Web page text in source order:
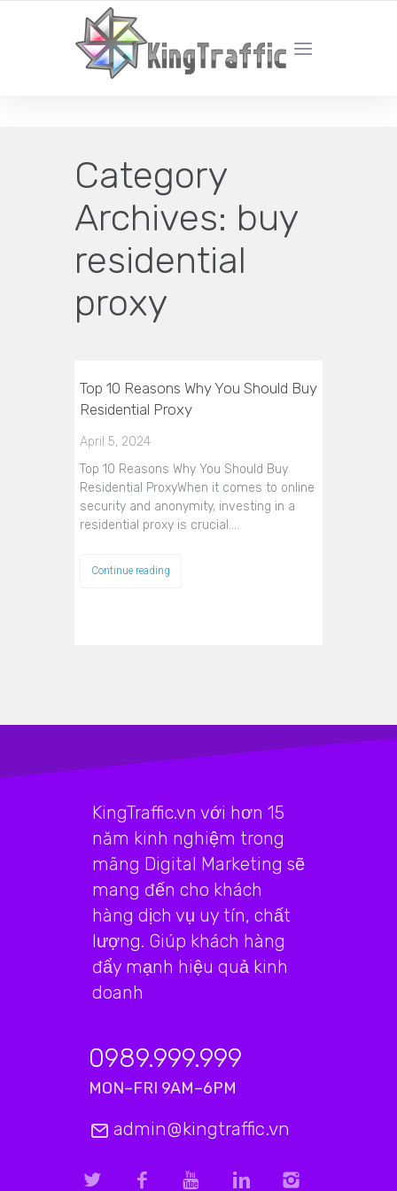
YOUR LOCAL DIGITAL MARKETING AGENCY
Category
Archives: buy
residential
proxy
Top 10 Reasons Why You Should Buy
Residential Proxy
April 5, 2024
Top 10 Reasons Why You Should Buy
Residential ProxyWhen it comes to online
security and anonymity, investing in a
residential proxy is crucial.…
Continue reading
KingTraffic.vn với hơn 15
năm kinh nghiệm trong
mãng Digital Marketing sẽ
mang đến cho khách
hàng dịch vụ uy tín, chất
lượng. Giúp khách hàng
đẩy mạnh hiệu quả kinh
doanh
0989.999.999
MON–FRI 9AM–6PM
admin@kingtraffic.vn